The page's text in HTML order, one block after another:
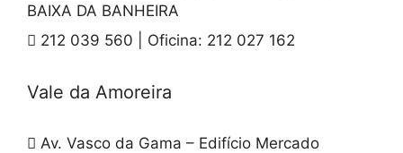
BAIXA DA BANHEIRA
212 039 560 | Oficina: 212 027 162
Vale da Amoreira
Av. Vasco da Gama – Edifício Mercado